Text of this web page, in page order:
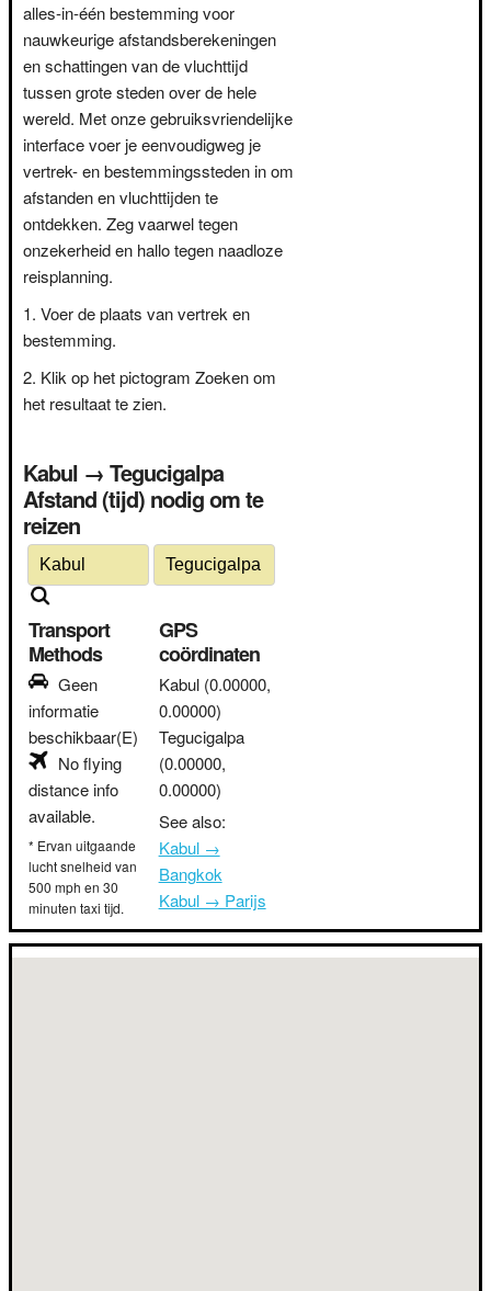
alles-in-één bestemming voor
nauwkeurige afstandsberekeningen
en schattingen van de vluchttijd
tussen grote steden over de hele
wereld. Met onze gebruiksvriendelijke
interface voer je eenvoudigweg je
vertrek- en bestemmingssteden in om
afstanden en vluchttijden te
ontdekken. Zeg vaarwel tegen
onzekerheid en hallo tegen naadloze
reisplanning.
Voer de plaats van vertrek en
bestemming.
Klik op het pictogram Zoeken om
het resultaat te zien.
Kabul → Tegucigalpa
Afstand (tijd) nodig om te
reizen
Transport
Methods
Geen
informatie
beschikbaar(E)
No flying
distance info
available.
* Ervan uitgaande
lucht snelheid van
500 mph en 30
minuten taxi tijd.
GPS
coördinaten
Kabul (0.00000,
0.00000)
Tegucigalpa
(0.00000,
0.00000)
See also:
Kabul →
Bangkok
Kabul → Parijs